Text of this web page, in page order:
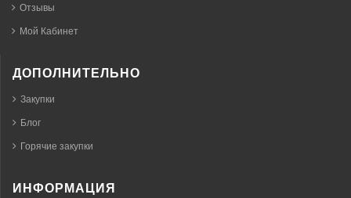
Отзывы
Мой Кабинет
ДОПОЛНИТЕЛЬНО
Закупки
Блог
Горячие закупки
ИНФОРМАЦИЯ